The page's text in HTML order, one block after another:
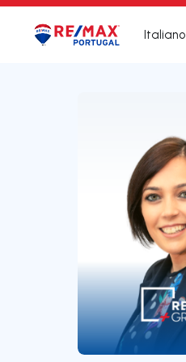
Logo Vai alla homepage
Italiano